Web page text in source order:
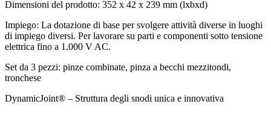
Dimensioni del prodotto: 352 x 42 x 239 mm (lxbxd)
Impiego: La dotazione di base per svolgere attività diverse in luoghi
di impiego diversi. Per lavorare su parti e componenti sotto tensione
elettrica fino a 1.000 V AC.
Set da 3 pezzi: pinze combinate, pinza a becchi mezzitondi,
tronchese
DynamicJoint® – Struttura degli snodi unica e innovativa